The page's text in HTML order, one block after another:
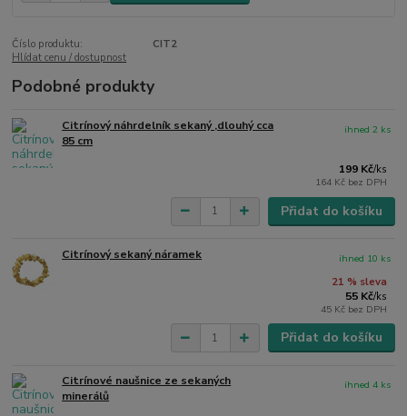
Číslo produktu:
CIT2
Hlídat cenu / dostupnost
Podobné produkty
Citrínový náhrdelník sekaný ,dlouhý cca
85 cm
199 Kč/ks
164 Kč bez DPH
ihned 2 ks
Přidat do košíku
Citrínový sekaný náramek
21 % sleva
55 Kč/ks
45 Kč bez DPH
ihned 10 ks
Přidat do košíku
Citrínové naušnice ze sekaných
minerálů
ihned 4 ks